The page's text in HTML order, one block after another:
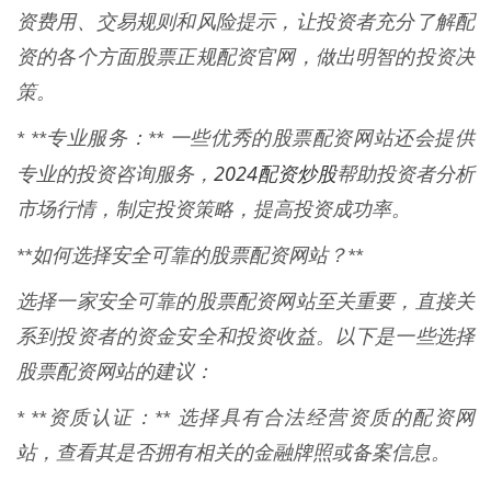
资费用、交易规则和风险提示，让投资者充分了解配
资的各个方面股票正规配资官网，做出明智的投资决
策。
* **专业服务：** 一些优秀的股票配资网站还会提供
专业的投资咨询服务， 2024配资炒股帮助投资者分析
市场行情，制定投资策略，提高投资成功率。
**如何选择安全可靠的股票配资网站？**
选择一家安全可靠的股票配资网站至关重要，直接关
系到投资者的资金安全和投资收益。以下是一些选择
股票配资网站的建议：
* **资质认证：** 选择具有合法经营资质的配资网
站，查看其是否拥有相关的金融牌照或备案信息。